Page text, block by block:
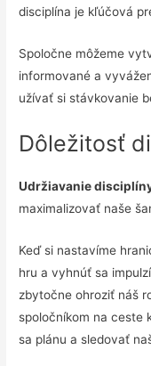
disciplína je kľúčová
Spoločne môžeme
informované a
užívať si stávkovanie
Dôležitosť
Udržiavanie
maximalizovať naše
Keď si nastavíme
hru a vyhnúť sa
zbytočne ohroziť náš
spoločníkom na ceste
sa plánu a sledovať